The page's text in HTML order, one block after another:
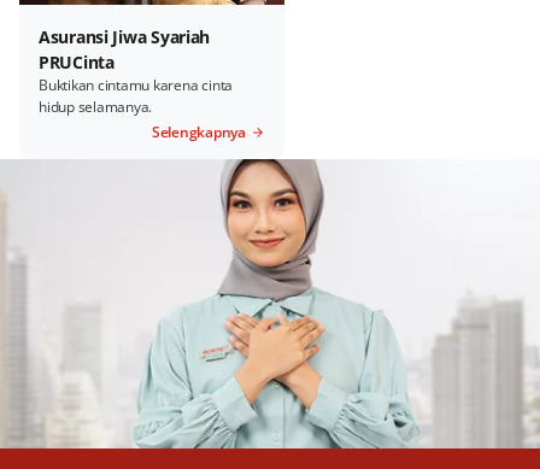
Asuransi Jiwa Syariah
PRUCinta
Buktikan cintamu karena cinta
hidup selamanya.
Selengkapnya